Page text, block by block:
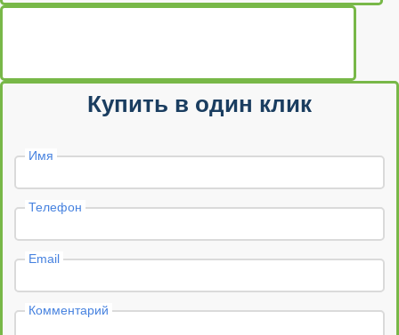
Купить в один клик
Имя
Телефон
Email
Комментарий